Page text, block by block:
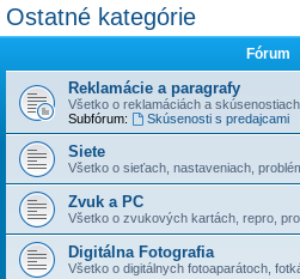
Ostatné kategórie
Fórum
Reklamácie a paragrafy
Všetko o reklamáciách a skúsenostiach
Subfórum:
Skúsenosti s predajcami
Siete
Všetko o sieťach, nastaveniach,
Zvuk a PC
Všetko o zvukových kartách, repro,
Digitálna Fotografia
Všetko o digitálnych fotoaparátoch,